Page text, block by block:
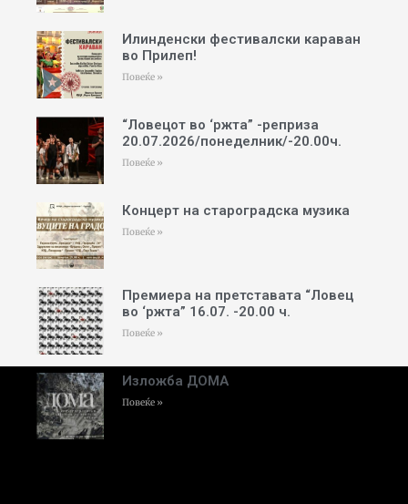
Илинденски фестивалски караван
во Прилеп!
Повеќе »
“Ловецот во ‘ржта” -реприза
20.07.2026/понеделник/-20.00ч.
Повеќе »
Концерт на староградска музика
Повеќе »
Премиера на претставата “Ловец
во ‘ржта” 16.07. -20.00 ч.
Повеќе »
Изложба ДОМА
Повеќе »